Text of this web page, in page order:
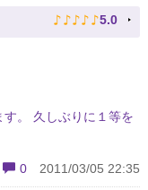
♪ ♪ ♪ ♪ ♪ 5.0
。 久しぶりに１等を
0 2011/03/05 22:35